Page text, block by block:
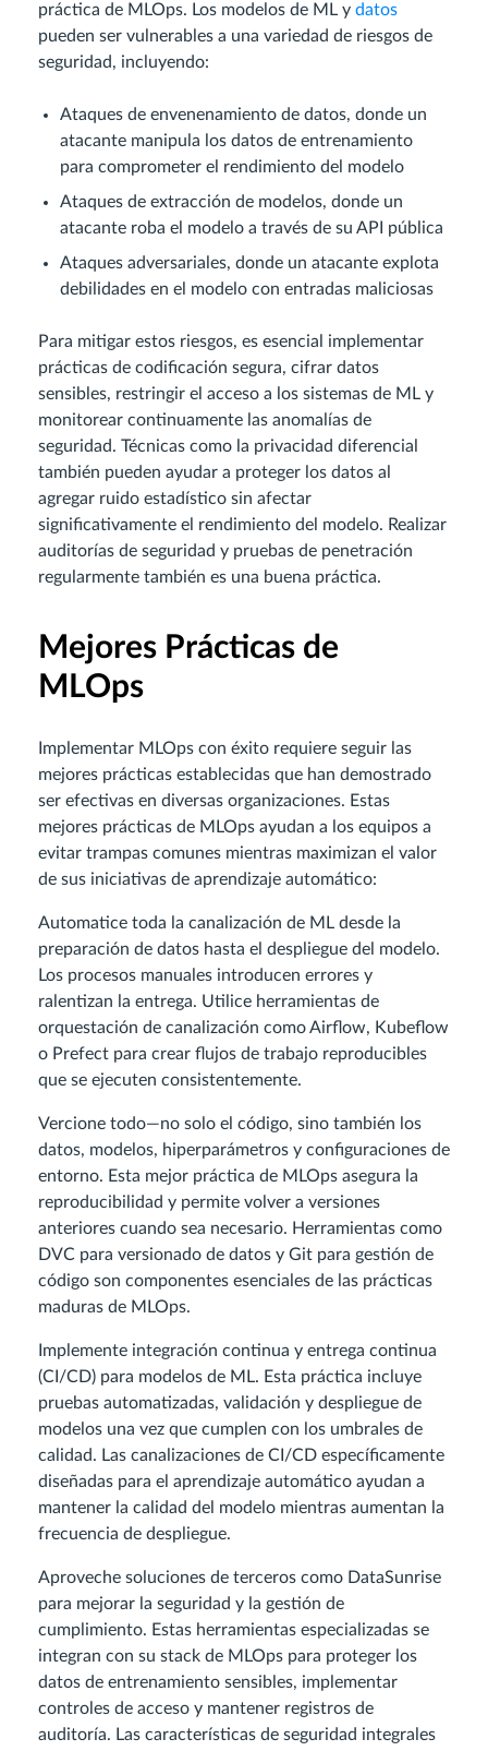
práctica de MLOps. Los modelos de ML y datos
pueden ser vulnerables a una variedad de riesgos de
seguridad, incluyendo:
Ataques de envenenamiento de datos, donde un
atacante manipula los datos de entrenamiento
para comprometer el rendimiento del modelo
Ataques de extracción de modelos, donde un
atacante roba el modelo a través de su API pública
Ataques adversariales, donde un atacante explota
debilidades en el modelo con entradas maliciosas
Para mitigar estos riesgos, es esencial implementar
prácticas de codificación segura, cifrar datos
sensibles, restringir el acceso a los sistemas de ML y
monitorear continuamente las anomalías de
seguridad. Técnicas como la privacidad diferencial
también pueden ayudar a proteger los datos al
agregar ruido estadístico sin afectar
significativamente el rendimiento del modelo. Realizar
auditorías de seguridad y pruebas de penetración
regularmente también es una buena práctica.
Mejores Prácticas de
MLOps
Implementar MLOps con éxito requiere seguir las
mejores prácticas establecidas que han demostrado
ser efectivas en diversas organizaciones. Estas
mejores prácticas de MLOps ayudan a los equipos a
evitar trampas comunes mientras maximizan el valor
de sus iniciativas de aprendizaje automático:
Automatice toda la canalización de ML desde la
preparación de datos hasta el despliegue del modelo.
Los procesos manuales introducen errores y
ralentizan la entrega. Utilice herramientas de
orquestación de canalización como Airflow, Kubeflow
o Prefect para crear flujos de trabajo reproducibles
que se ejecuten consistentemente.
Vercione todo—no solo el código, sino también los
datos, modelos, hiperparámetros y configuraciones de
entorno. Esta mejor práctica de MLOps asegura la
reproducibilidad y permite volver a versiones
anteriores cuando sea necesario. Herramientas como
DVC para versionado de datos y Git para gestión de
código son componentes esenciales de las prácticas
maduras de MLOps.
Implemente integración continua y entrega continua
(CI/CD) para modelos de ML. Esta práctica incluye
pruebas automatizadas, validación y despliegue de
modelos una vez que cumplen con los umbrales de
calidad. Las canalizaciones de CI/CD específicamente
diseñadas para el aprendizaje automático ayudan a
mantener la calidad del modelo mientras aumentan la
frecuencia de despliegue.
Aproveche soluciones de terceros como DataSunrise
para mejorar la seguridad y la gestión de
cumplimiento. Estas herramientas especializadas se
integran con su stack de MLOps para proteger los
datos de entrenamiento sensibles, implementar
controles de acceso y mantener registros de
auditoría. Las características de seguridad integrales